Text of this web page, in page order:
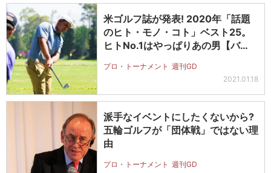
米ゴルフ誌が発表! 2020年「話題
のヒト・モノ・コト」ベスト25。
ヒトNo.1はやっぱりあの男【バ…
プロ・トーナメント 週刊GD
2021.01.18
派手なイベントにしたくないから?
五輪ゴルフが「団体戦」ではない理
由
プロ・トーナメント 週刊GD